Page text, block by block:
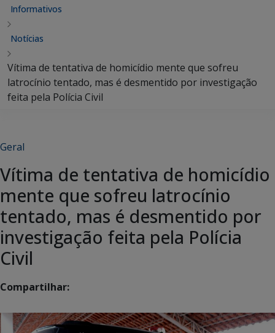
Informativos
Notícias
Vítima de tentativa de homicídio mente que sofreu
latrocínio tentado, mas é desmentido por investigação
feita pela Polícia Civil
Geral
Vítima de tentativa de homicídio
mente que sofreu latrocínio
tentado, mas é desmentido por
investigação feita pela Polícia
Civil
Compartilhar: